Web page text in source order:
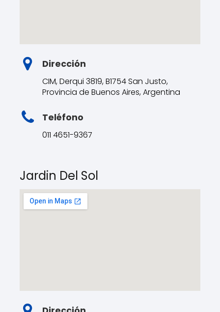
Dirección
CIM, Derqui 3819, B1754 San Justo,
Provincia de Buenos Aires, Argentina
Teléfono
011 4651-9367
Jardin Del Sol